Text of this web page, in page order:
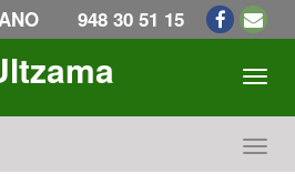
948 30 51 15